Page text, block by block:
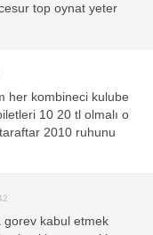
top oynat yeter
her kombineci kulube
10 20 tl olmalı o
2010 ruhunu
gorev kabul etmek